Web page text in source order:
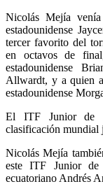
Nicolás Mejía
estadounidense
tercer favorito del
en octavos de
estadounidense
Allwardt, y a quien
estadounidense
El ITF Junior de
clasificación mundial
Nicolás Mejía
este ITF Junior
ecuatoriano Andrés